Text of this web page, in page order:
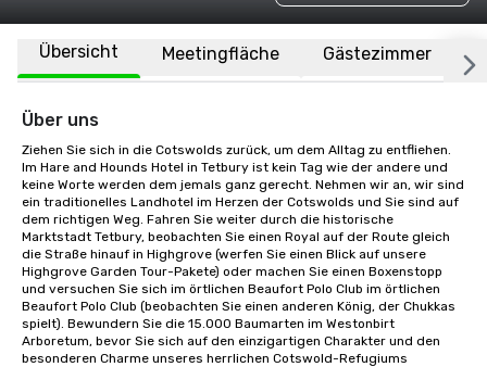
Übersicht Meetingfläche Gästezimmer
Über uns
Ziehen Sie sich in die Cotswolds zurück, um dem Alltag zu entfliehen.
Im Hare and Hounds Hotel in Tetbury ist kein Tag wie der andere und
keine Worte werden dem jemals ganz gerecht. Nehmen wir an, wir sind
ein traditionelles Landhotel im Herzen der Cotswolds und Sie sind auf
dem richtigen Weg. Fahren Sie weiter durch die historische
Marktstadt Tetbury, beobachten Sie einen Royal auf der Route gleich
die Straße hinauf in Highgrove (werfen Sie einen Blick auf unsere
Highgrove Garden Tour-Pakete) oder machen Sie einen Boxenstopp
und versuchen Sie sich im örtlichen Beaufort Polo Club im örtlichen
Beaufort Polo Club (beobachten Sie einen anderen König, der Chukkas
spielt). Bewundern Sie die 15.000 Baumarten im Westonbirt
Arboretum, bevor Sie sich auf den einzigartigen Charakter und den
besonderen Charme unseres herrlichen Cotswold-Refugiums